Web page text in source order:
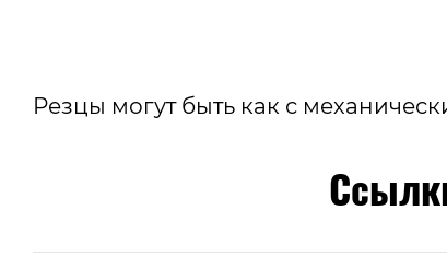
Резцы могут быть как с